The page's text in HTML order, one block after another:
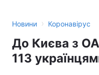
Новини › Коронавірус
До Києва з
113